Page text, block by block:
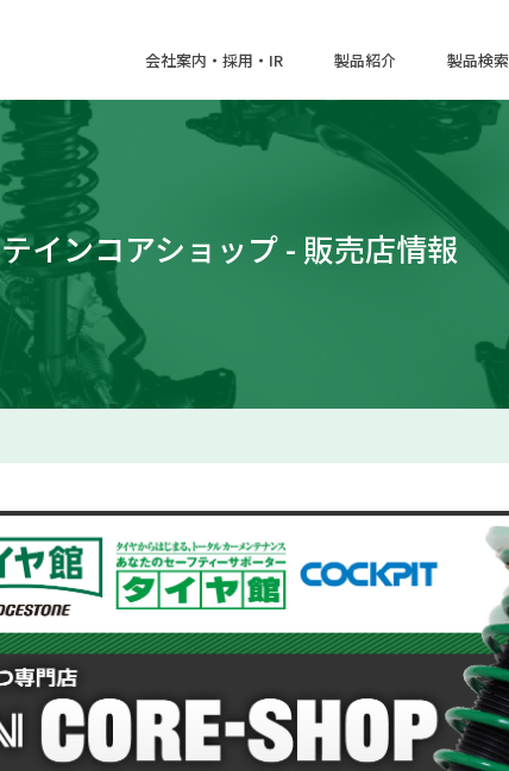
会社案内・採用・IR 製品紹介 製品検索
テインコアショップ - 販売店情報